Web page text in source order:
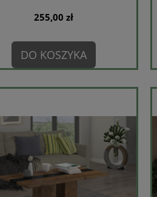
255,00 zł
DO KOSZYKA